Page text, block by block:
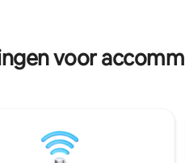
grootbrengen voor
voor